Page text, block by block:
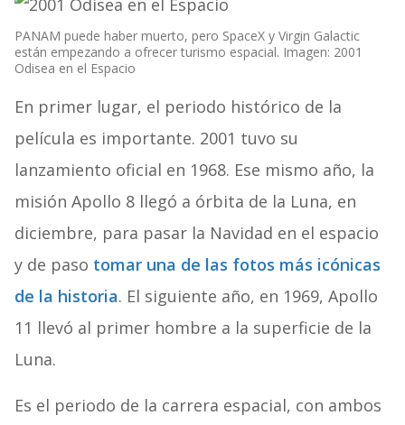
PANAM puede haber muerto, pero SpaceX y Virgin Galactic
están empezando a ofrecer turismo espacial. Imagen: 2001
Odisea en el Espacio
En primer lugar, el periodo histórico de la
película es importante. 2001 tuvo su
lanzamiento oficial en 1968. Ese mismo año, la
misión Apollo 8 llegó a órbita de la Luna, en
diciembre, para pasar la Navidad en el espacio
y de paso tomar una de las fotos más icónicas
de la historia. El siguiente año, en 1969, Apollo
11 llevó al primer hombre a la superficie de la
Luna.
Es el periodo de la carrera espacial, con ambos